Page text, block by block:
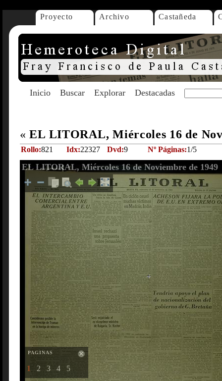
Proyecto Archivo Castañeda
Inicio Buscar Explorar Destacadas
« EL LITORAL, Miércoles 16 de
Rollo:821 Idx:22327 Dvd:9 Nº Páginas:1/5
EL LITORAL, Miércoles 16 de Noviembre de 1949
PAGINAS
1 2 3 4 5